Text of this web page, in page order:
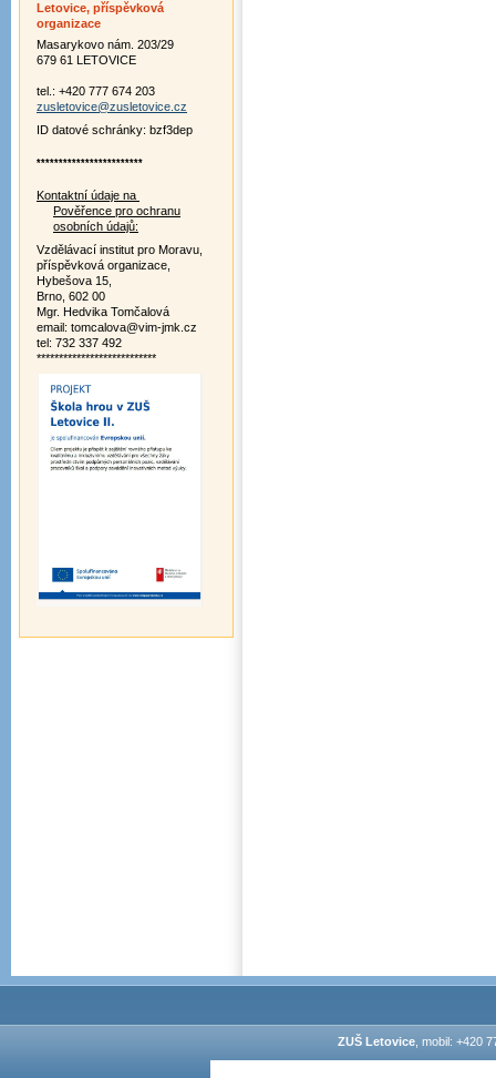
Letovice, příspěvková
organizace
Masarykovo nám. 203/29
679 61 LETOVICE
tel.: +420 777 674 203
zusletovice@zusletovice.cz
ID datové schránky: bzf3dep
************************
Kontaktní údaje na
Pověřence pro ochranu
osobních údajů:
Vzdělávací institut pro Moravu,
příspěvková organizace,
Hybešova 15,
Brno, 602 00
Mgr. Hedvika Tomčalová
email: tomcalova@vim-jmk.cz
tel: 732 337 492
***************************
ZUŠ Letovice, mobil: +420